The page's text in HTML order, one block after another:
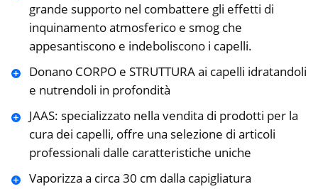
grande supporto nel combattere gli effetti di
inquinamento atmosferico e smog che
appesantiscono e indeboliscono i capelli.
Donano CORPO e STRUTTURA ai capelli idratandoli
e nutrendoli in profondità
JAAS: specializzato nella vendita di prodotti per la
cura dei capelli, offre una selezione di articoli
professionali dalle caratteristiche uniche
Vaporizza a circa 30 cm dalla capigliatura